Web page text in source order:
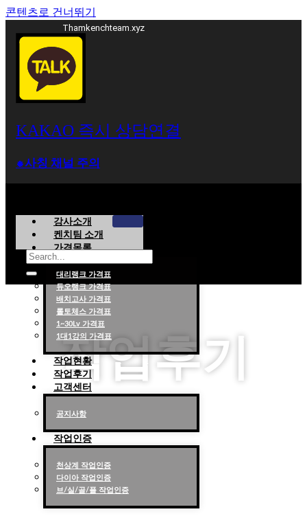
콘텐츠로 건너뛰기
Thamkenchteam.xyz
KAKAO 즉시 상담연결
⁕사칭 채널 주의
강사소개
켄치팀 소개
가격목록
대리랭크 가격표
듀오랭크 가격표
배치고사 가격표
롤토체스 가격표
1~30Lv 가격표
1대1강의 가격표
작업현황
작업후기
고객센터
공지사항
작업인증
천상계 작업인증
다이아 작업인증
브/실/골/플 작업인증
작업후기
탐켄치팀의 서비스에 대한 솔직리
탕템에서도 후기 확인하세요! 탕템 인증